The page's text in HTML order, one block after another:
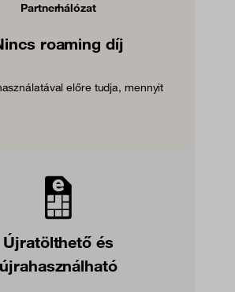
Partnerhálózat
roaming díj
előre tudja, mennyit
Újratölthető és
újrahasználható